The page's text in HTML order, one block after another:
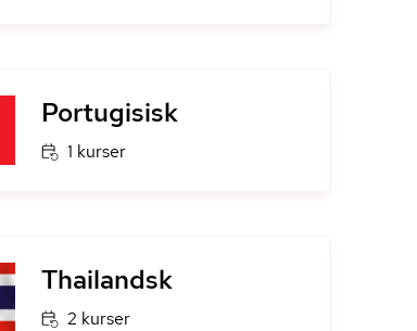
Portugisisk
1 kurser
Thailandsk
2 kurser